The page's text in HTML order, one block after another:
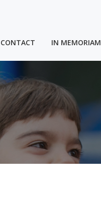
CONTACT IN MEMORIAM
21